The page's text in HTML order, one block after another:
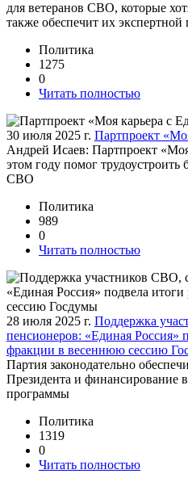
для ветеранов СВО, которые
также обеспечит их экспертной
Политика
1275
0
Читать полностью
30 июля 2025 г. Партпроект
Андрей Исаев: Партпроект
этом году помог трудоустроить
СВО
Политика
989
0
Читать полностью
28 июля 2025 г. Поддержка
пенсионеров: «Единая Россия»
фракции в весеннюю сессию
Партия законодательно
Президента и финансирование
программы
Политика
1319
0
Читать полностью